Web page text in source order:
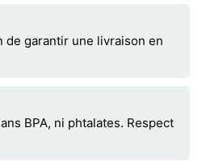
de garantir une livraison en
BPA, ni phtalates. Respect